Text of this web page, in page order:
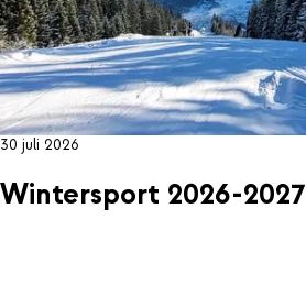
30 juli 2026
Wintersport 2026-2027